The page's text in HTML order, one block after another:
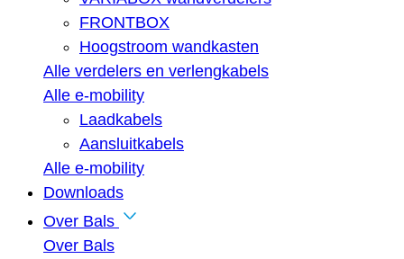
FRONTBOX
Hoogstroom wandkasten
Alle verdelers en verlengkabels
Alle e-mobility
Laadkabels
Aansluitkabels
Alle e-mobility
Downloads
Over Bals
Over Bals